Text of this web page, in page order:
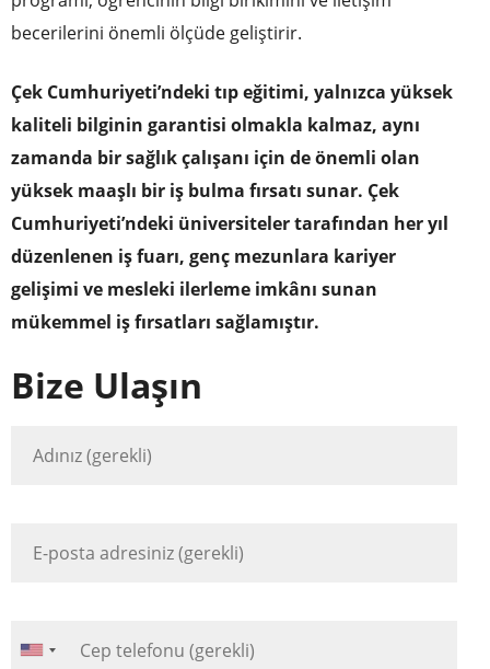
becerilerini önemli ölçüde geliştirir.
Çek Cumhuriyeti’ndeki tıp eğitimi, yalnızca yüksek
kaliteli bilginin garantisi olmakla kalmaz, aynı
zamanda bir sağlık çalışanı için de önemli olan
yüksek maaşlı bir iş bulma fırsatı sunar. Çek
Cumhuriyeti’ndeki üniversiteler tarafından her yıl
düzenlenen iş fuarı, genç mezunlara kariyer
gelişimi ve mesleki ilerleme imkânı sunan
mükemmel iş fırsatları sağlamıştır.
Bize Ulaşın